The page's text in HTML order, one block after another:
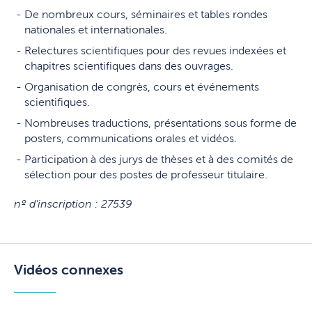
De nombreux cours, séminaires et tables rondes
nationales et internationales.
Relectures scientifiques pour des revues indexées et
chapitres scientifiques dans des ouvrages.
Organisation de congrès, cours et événements
scientifiques.
Nombreuses traductions, présentations sous forme de
posters, communications orales et vidéos.
Participation à des jurys de thèses et à des comités de
sélection pour des postes de professeur titulaire.
nº d’inscription : 27539
Vidéos connexes